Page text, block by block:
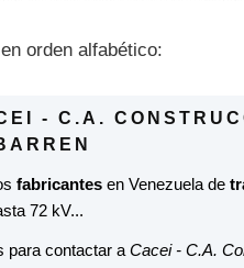
en orden alfabético:
- C.A.
fabricantes en Venezuela de
72 kV...
para contactar a Cacei - C.A.